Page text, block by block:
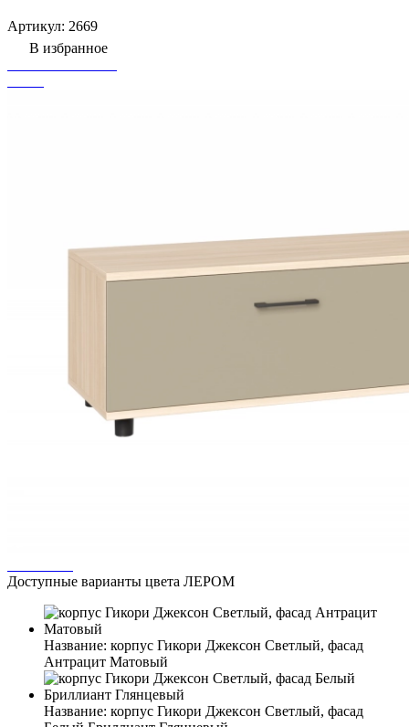
Артикул: 2669
В избранное
Доступные варианты цвета ЛЕРОМ
Название: корпус Гикори Джексон Светлый, фасад
Антрацит Матовый
Название: корпус Гикори Джексон Светлый, фасад